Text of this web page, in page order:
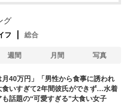
グ
フ 総合
週間 月間 写真
月40万円」「男性から食事に誘われ
食いすぎて2年間彼氏ができず…水着
も話題の“可愛すぎる”大食い女子